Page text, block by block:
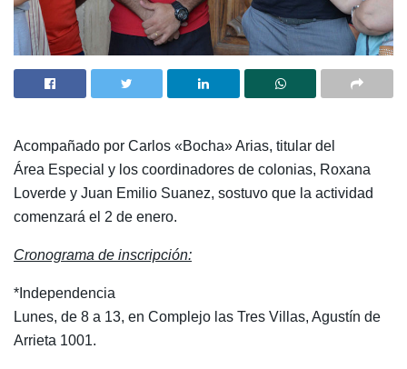
Acompañado por Carlos «Bocha» Arias, titular del
Área Especial y los coordinadores de colonias, Roxana
Loverde y Juan Emilio Suanez, sostuvo que la actividad
comenzará el 2 de enero.
Cronograma de inscripción:
*Independencia
Lunes, de 8 a 13, en Complejo las Tres Villas, Agustín de
Arrieta 1001.